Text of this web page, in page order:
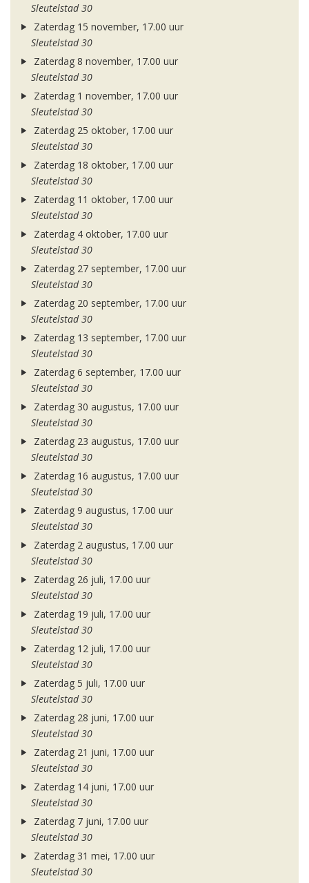
Sleutelstad 30
Zaterdag 15 november, 17.00 uur
Sleutelstad 30
Zaterdag 8 november, 17.00 uur
Sleutelstad 30
Zaterdag 1 november, 17.00 uur
Sleutelstad 30
Zaterdag 25 oktober, 17.00 uur
Sleutelstad 30
Zaterdag 18 oktober, 17.00 uur
Sleutelstad 30
Zaterdag 11 oktober, 17.00 uur
Sleutelstad 30
Zaterdag 4 oktober, 17.00 uur
Sleutelstad 30
Zaterdag 27 september, 17.00 uur
Sleutelstad 30
Zaterdag 20 september, 17.00 uur
Sleutelstad 30
Zaterdag 13 september, 17.00 uur
Sleutelstad 30
Zaterdag 6 september, 17.00 uur
Sleutelstad 30
Zaterdag 30 augustus, 17.00 uur
Sleutelstad 30
Zaterdag 23 augustus, 17.00 uur
Sleutelstad 30
Zaterdag 16 augustus, 17.00 uur
Sleutelstad 30
Zaterdag 9 augustus, 17.00 uur
Sleutelstad 30
Zaterdag 2 augustus, 17.00 uur
Sleutelstad 30
Zaterdag 26 juli, 17.00 uur
Sleutelstad 30
Zaterdag 19 juli, 17.00 uur
Sleutelstad 30
Zaterdag 12 juli, 17.00 uur
Sleutelstad 30
Zaterdag 5 juli, 17.00 uur
Sleutelstad 30
Zaterdag 28 juni, 17.00 uur
Sleutelstad 30
Zaterdag 21 juni, 17.00 uur
Sleutelstad 30
Zaterdag 14 juni, 17.00 uur
Sleutelstad 30
Zaterdag 7 juni, 17.00 uur
Sleutelstad 30
Zaterdag 31 mei, 17.00 uur
Sleutelstad 30